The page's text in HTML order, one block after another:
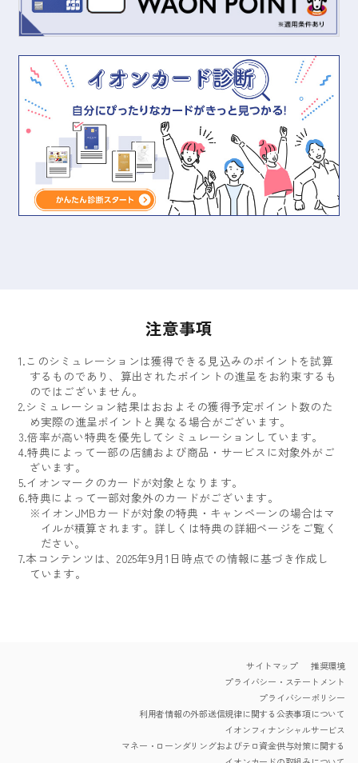
注意事項
1.このシミュレーションは獲得できる見込みのポイントを試算
するものであり、算出されたポイントの進呈をお約束するも
のではございません。
2.シミュレーション結果はおおよその獲得予定ポイント数のた
め実際の進呈ポイントと異なる場合がございます。
3.倍率が高い特典を優先してシミュレーションしています。
4.特典によって一部の店舗および商品・サービスに対象外がご
ざいます。
5.イオンマークのカードが対象となります。
6.特典によって一部対象外のカードがございます。
※イオンJMBカードが対象の特典・キャンペーンの場合はマ
イルが積算されます。詳しくは特典の詳細ページをご覧く
ださい。
7.本コンテンツは、2025年9月1日時点での情報に基づき作成し
ています。
サイトマップ
推奨環境
プライバシー・ステートメント
プライバシーポリシー
利用者情報の外部送信規律に関する公表事項について
イオンフィナンシャルサービス
マネー・ローンダリングおよびテロ資金供与対策に関する